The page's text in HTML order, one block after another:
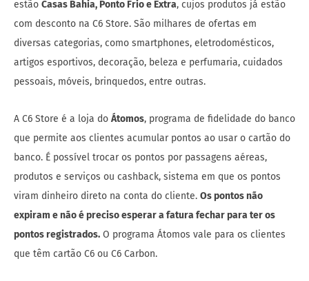
diversas categorias, como smartphones, eletrodomésticos,
artigos esportivos, decoração, beleza e perfumaria, cuidados
pessoais, móveis, brinquedos, entre outras.
que permite aos clientes acumular pontos ao usar o cartão do
banco. É possível trocar os pontos por passagens aéreas,
produtos e serviços ou cashback, sistema em que os pontos
viram dinheiro direto na conta do cliente.
expiram e não é preciso esperar a fatura fechar para ter os
pontos registrados.
O programa Átomos vale para os clientes
que têm cartão C6 ou C6 Carbon.